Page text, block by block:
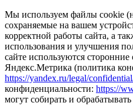
Мы используем файлы cookie
сохраняемые на вашем
корректной работы сайта, а
использования и улучшения
сайте используются
Яндекс.Метрика (политика
https://yandex.ru/legal/
конфиденциальности: https://
могут собирать и